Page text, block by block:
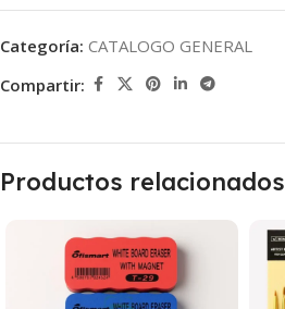
Categoría: CATALOGO GENERAL
Compartir:
Productos relacionados